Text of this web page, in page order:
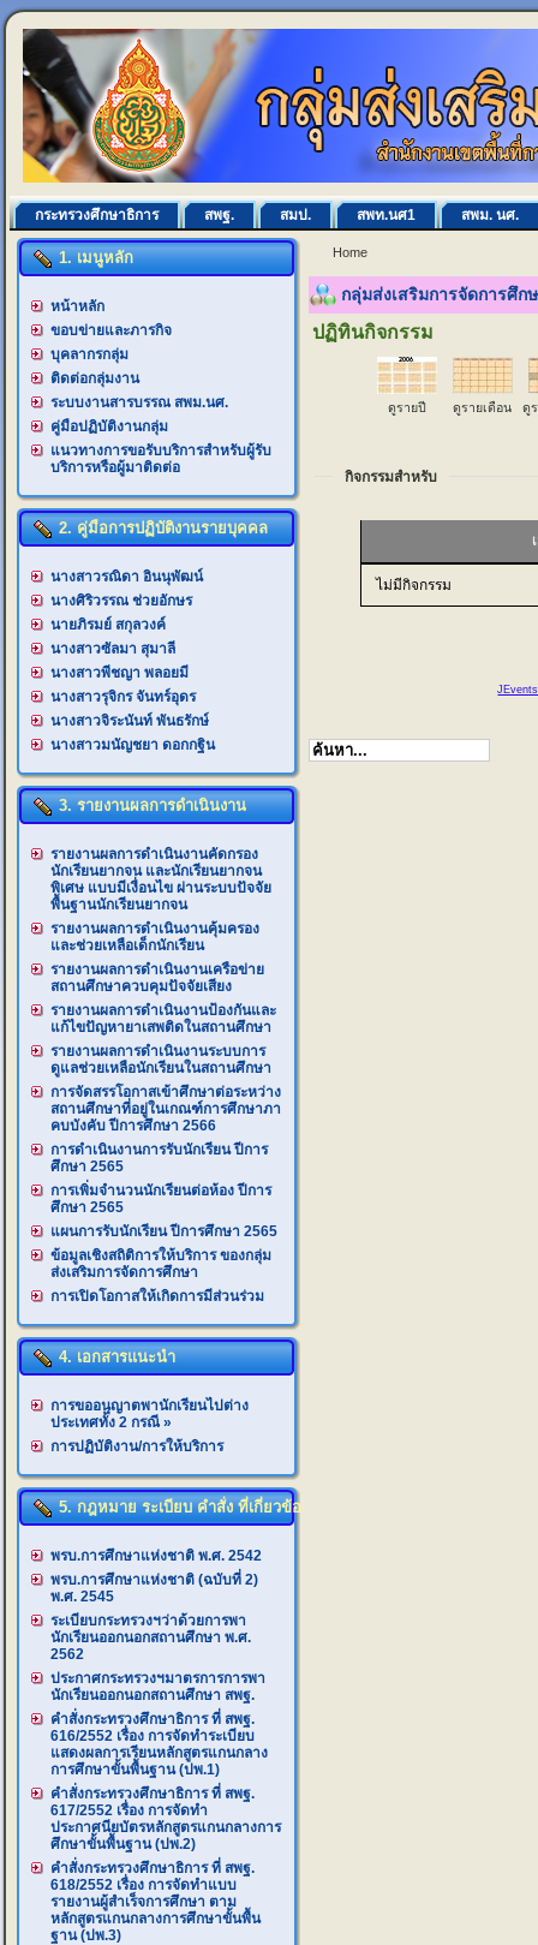
กระทรวงศึกษาธิการ สพฐ. สมป. สพท.นศ1 สพม. นศ.
1. เมนูหลัก
หน้าหลัก
ขอบข่ายและภารกิจ
บุคลากรกลุ่ม
ติดต่อกลุ่มงาน
ระบบงานสารบรรณ สพม.นศ.
คู่มือปฏิบัติงานกลุ่ม
แนวทางการขอรับบริการสำหรับผู้รับ
บริการหรือผู้มาติดต่อ
2. คู่มือการปฏิบัติงานรายบุคคล
นางสาวรณิดา อินนุพัฒน์
นางศิริวรรณ ช่วยอักษร
นายภิรมย์ สกุลวงค์
นางสาวซัลมา สุมาลี
นางสาวพีชญา พลอยมี
นางสาวรุจิกร จันทร์อุดร
นางสาวจิระนันท์ พันธรักษ์
นางสาวมนัญชยา ดอกกฐิน
3. รายงานผลการดำเนินงาน
รายงานผลการดำเนินงานคัดกรอง
นักเรียนยากจน และนักเรียนยากจน
พิเศษ แบบมีเงื่อนไข ผ่านระบบปัจจัย
พื้นฐานนักเรียนยากจน
รายงานผลการดำเนินงานคุ้มครอง
และช่วยเหลือเด็กนักเรียน
รายงานผลการดำเนินงานเครือข่าย
สถานศึกษาควบคุมปัจจัยเสียง
รายงานผลการดำเนินงานป้องกันและ
แก้ไขปัญหายาเสพติดในสถานศึกษา
รายงานผลการดำเนินงานระบบการ
ดูแลช่วยเหลือนักเรียนในสถานศึกษา
การจัดสรรโอกาสเข้าศึกษาต่อระหว่าง
สถานศึกษาที่อยู่ในเกณฑ์การศึกษาภา
คบบังคับ ปีการศึกษา 2566
การดำเนินงานการรับนักเรียน ปีการ
ศึกษา 2565
การเพิ่มจำนวนนักเรียนต่อห้อง ปีการ
ศึกษา 2565
แผนการรับนักเรียน ปีการศึกษา 2565
ข้อมูลเชิงสถิติการให้บริการ ของกลุ่ม
ส่งเสริมการจัดการศึกษา
การเปิดโอกาสให้เกิดการมีส่วนร่วม
4. เอกสารแนะนำ
การขออนุญาตพานักเรียนไปต่าง
ประเทศทั้ง 2 กรณี »
การปฏิบัติงาน/การให้บริการ
5. กฎหมาย ระเบียบ คำสั่ง ที่เกี่ยวข้อง
พรบ.การศึกษาแห่งชาติ พ.ศ. 2542
พรบ.การศึกษาแห่งชาติ (ฉบับที่ 2)
พ.ศ. 2545
ระเบียบกระทรวงฯว่าด้วยการพา
นักเรียนออกนอกสถานศึกษา พ.ศ.
2562
ประกาศกระทรวงฯมาตรการการพา
นักเรียนออกนอกสถานศึกษา สพฐ.
คำสั่งกระทรวงศึกษาธิการ ที่ สพฐ.
616/2552 เรื่อง การจัดทำระเบียบ
แสดงผลการเรียนหลักสูตรแกนกลาง
การศึกษาขั้นพื้นฐาน (ปพ.1)
คำสั่งกระทรวงศึกษาธิการ ที่ สพฐ.
617/2552 เรื่อง การจัดทำ
ประกาศนียบัตรหลักสูตรแกนกลางการ
ศึกษาขั้นพื้นฐาน (ปพ.2)
คำสั่งกระทรวงศึกษาธิการ ที่ สพฐ.
618/2552 เรื่อง การจัดทำแบบ
รายงานผู้สำเร็จการศึกษา ตาม
หลักสูตรแกนกลางการศึกษาขั้นพื้น
ฐาน (ปพ.3)
Home
กลุ่มส่งเสริมการจัดการศึก
ปฏิทินกิจกรรม
ดูรายปี ดูรายเดือน ดู
กิจกรรมสำหรับ
ไม่มีกิจกรรม